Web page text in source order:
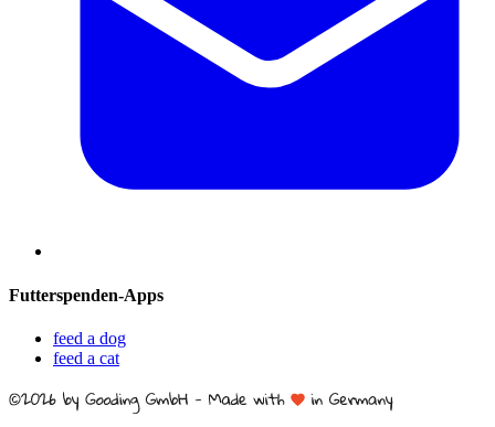
Futterspenden-Apps
feed a dog
feed a cat